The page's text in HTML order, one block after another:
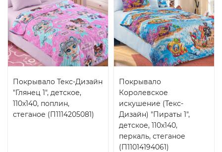
Покрывало Текс-Дизайн
"Глянец 1", детское,
110x140, поплин,
стеганое (П1114205081)
Покрывало
Королевское
искушение (Текс-
Дизайн) "Пираты 1",
детское, 110x140,
перкаль, стеганое
(П11014194061)